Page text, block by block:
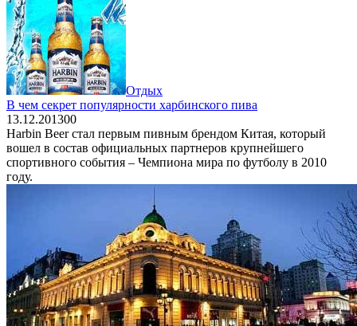
Отдых
В чем секрет популярности харбинского пива
13.12.201300
Harbin Beer стал первым пивным брендом Китая, который
вошел в состав официальных партнеров крупнейшего
спортивного события – Чемпиона мира по футболу в 2010
году.